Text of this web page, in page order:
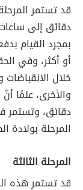
قد تستمر
دقائق إلى
بمجرد القيام
أو أكثر، وفي
خلال
المرحلة بولادة
المرحلة الثالثة